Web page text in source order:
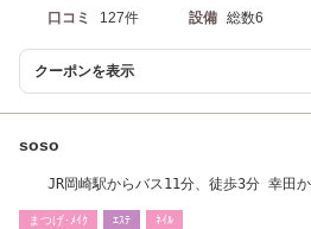
口コミ 127件 設備 総数6
クーポンを表示
soso
JR岡崎駅からバス11分、徒歩3分 幸田
まつげ･ﾒｲｸ ｴｽﾃ ﾈｲﾙ